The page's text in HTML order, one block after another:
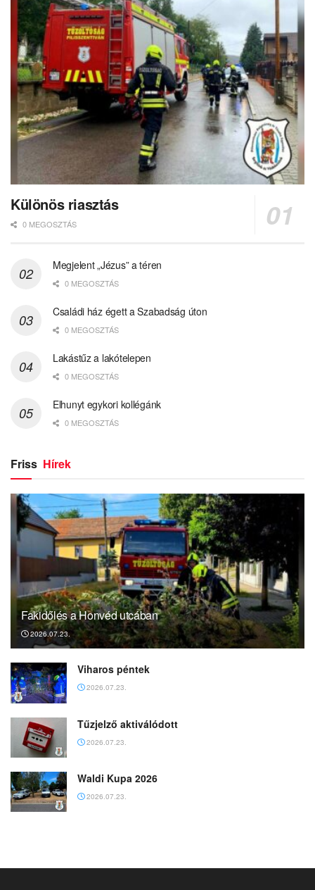
Különös riasztás
0 MEGOSZTÁS
Megjelent „Jézus” a téren
0 MEGOSZTÁS
Családi ház égett a Szabadság úton
0 MEGOSZTÁS
Lakástűz a lakótelepen
0 MEGOSZTÁS
Elhunyt egykori kollégánk
0 MEGOSZTÁS
Friss Hírek
Fakidőlés a Honvéd utcában
2026.07.23.
Viharos péntek
2026.07.23.
Tűzjelző aktiválódott
2026.07.23.
Waldi Kupa 2026
2026.07.23.